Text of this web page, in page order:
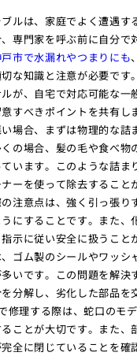
ルは、家庭でよく遭遇す
専門家を呼ぶ前に自分で
市で水漏れやつまりにも
な知識と注意が必要です
が、自宅で対応可能な一
すべきポイントを共有し
場合、まずは物理的な詰
の場合、髪の毛や食べ物
います。このような詰ま
ーを使って除去すること
注意点は、強く引っ張り
にすることです。また、
示に従い安全に扱うこと
ゴム製のシールやワッシ
いです。この問題を解決
分解し、劣化した部品を
修理する際は、蛇口のモ
ことが大切です。また、
全に閉じていることを確